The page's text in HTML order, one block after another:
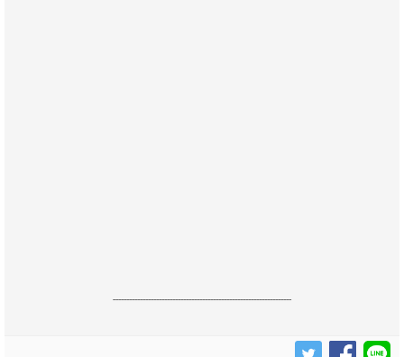
------------------------------------------------------------------